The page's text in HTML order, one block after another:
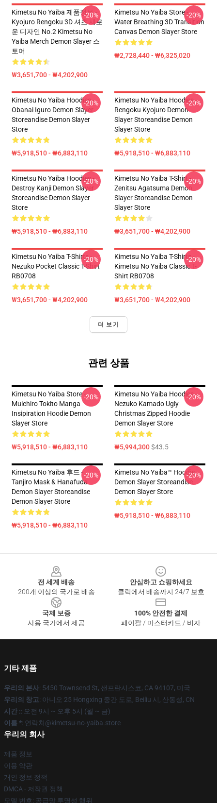
Kimetsu No Yaiba 제품정보 -
Kyojuro Rengoku 3D 셔츠 새로
운 디자인 No.2 Kimetsu No
Yaiba Merch Demon Slayer 스
토어
₩3,651,700 - ₩4,202,900
-20%
Kimetsu No Yaiba Store -
Water Breathing 3D Transition
Canvas Demon Slayer Store
₩2,728,440 - ₩6,325,020
-20%
Kimetsu No Yaiba Hoodies -
Obanai Iguro Demon Slayer
Storeandise Demon Slayer
Store
₩5,918,510 - ₩6,883,110
-20%
Kimetsu No Yaiba Hoodies -
Rengoku Kyojuro Demon
Slayer Storeandise Demon
Slayer Store
₩5,918,510 - ₩6,883,110
-20%
Kimetsu No Yaiba Hoodies -
Destroy Kanji Demon Slayer
Storeandise Demon Slayer
Store
₩5,918,510 - ₩6,883,110
-20%
Kimetsu No Yaiba T-Shirt -
Zenitsu Agatsuma Demon
Slayer Storeandise Demon
Slayer Store
₩3,651,700 - ₩4,202,900
-20%
Kimetsu No Yaiba T-Shirts -
Nezuko Pocket Classic T-Shirt
RB0708
₩3,651,700 - ₩4,202,900
-20%
Kimetsu No Yaiba T-Shirts -
Kimetsu No Yaiba Classic T-
Shirt RB0708
₩3,651,700 - ₩4,202,900
-20%
더 보기
관련 상품
Kimetsu No Yaiba Store -
Muichiro Tokito Manga
Insipiration Hoodie Demon
Slayer Store
₩5,918,510 - ₩6,883,110
-20%
Kimetsu No Yaiba Hoodies -
Nezuko Kamado Ugly
Christmas Zipped Hoodie
Demon Slayer Store
₩5,994,300$43.5
-20%
Kimetsu No Yaiba 후드 -
Tanjiro Mask & Hanafuda
Demon Slayer Storeandise
Demon Slayer Store
₩5,918,510 - ₩6,883,110
-20%
Kimetsu No Yaiba™ Hoodie
Demon Slayer Storeandise
Demon Slayer Store
₩5,918,510 - ₩6,883,110
-20%
전 세계 배송
200개 이상의 국가로 배송
안심하고 쇼핑하세요
클릭에서 배송까지 24/7 보호
국제 보증
사용 국가에서 제공
100% 안전한 결제
페이팔 / 마스터카드 / 비자
기타 제품
우리의 본사: 5450 Townsend St, 샌프란시스코, CA 94107, 미국
우리의 창고: 아니오 25 Hongxing 중간 도로, Beiliu 시, 산동성, CN
시간 :: 오전 9시 ~ 오후 5시 (월 ~ 금)
이름 *: 연락처@kimetsu-no-yaiba.store
우리의 회사
제품 정보
이용 약관
개인 정보 정책
DMCA - 저작권 정책
모델 번호: 공급망 투명성 행위